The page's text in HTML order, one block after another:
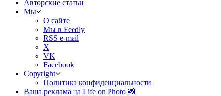
Авторские статьи
Мы
О сайте
Мы в Feedly
RSS e-mail
X
VK
Facebook
Copyright
Политика конфиденциальности
Ваша реклама на Life on Photo 📸